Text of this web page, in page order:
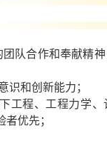
队合作和奉献精神
识和创新能力；
工程、工程力学
优先；